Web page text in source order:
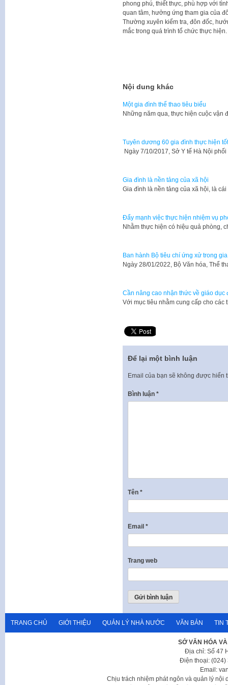
phong phú, thiết thực, phù hợp với
quan tâm, hưởng ứng tham gia của
Thường xuyên kiểm tra, đôn đốc,
mắc trong quá trình tổ chức thực hiện.
Nội dung khác
Một gia đình thể thao tiêu biểu
Những năm qua, thực hiện cuộc vận
Tuyên dương 60 gia đình thực hiện
Ngày 7/10/2017, Sở Y tế Hà Nội
Gia đình là nền tảng của xã hội
Gia đình là nền tảng của xã hội, là
Đẩy mạnh việc thực hiện nhiệm vụ
​Nhằm thực hiện có hiệu quả phòng,
Ban hành Bộ tiêu chí ứng xử trong
Ngày 28/01/2022, Bộ Văn hóa, Thể
Cần nâng cao nhận thức về giáo dục
Với mục tiêu nhằm cung cấp cho
Để lại một bình luận
Email của bạn sẽ không được hiển
Bình luận *
Tên *
Email *
Trang web
TRANG CHỦ GIỚI THIỆU QUẢN LÝ NHÀ NƯỚC VĂN BẢN TIN
SỞ VĂN HÓA
Địa chỉ: Số 47
Điện thoại: (024)
Email:
Chịu trách nhiệm phát ngôn và quản lý nội